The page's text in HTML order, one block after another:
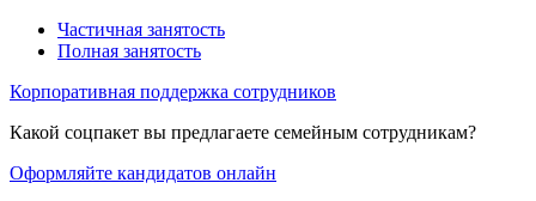
Частичная занятость
Полная занятость
Корпоративная поддержка сотрудников
Какой соцпакет вы предлагаете семейным сотрудникам?
Оформляйте кандидатов онлайн